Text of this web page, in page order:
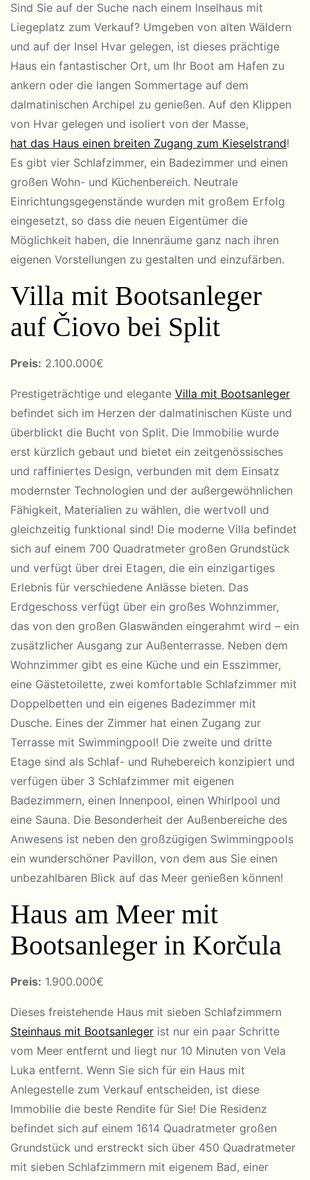
Sind Sie auf der Suche nach einem Inselhaus mit
Liegeplatz zum Verkauf? Umgeben von alten Wäldern
und auf der Insel Hvar gelegen, ist dieses prächtige
Haus ein fantastischer Ort, um Ihr Boot am Hafen zu
ankern oder die langen Sommertage auf dem
dalmatinischen Archipel zu genießen. Auf den Klippen
von Hvar gelegen und isoliert von der Masse,
hat das Haus einen breiten Zugang zum Kieselstrand!
Es gibt vier Schlafzimmer, ein Badezimmer und einen
großen Wohn- und Küchenbereich. Neutrale
Einrichtungsgegenstände wurden mit großem Erfolg
eingesetzt, so dass die neuen Eigentümer die
Möglichkeit haben, die Innenräume ganz nach ihren
eigenen Vorstellungen zu gestalten und einzufärben.
Villa mit Bootsanleger
auf Čiovo bei Split
Preis: 2.100.000€
Prestigeträchtige und elegante Villa mit Bootsanleger
befindet sich im Herzen der dalmatinischen Küste und
überblickt die Bucht von Split. Die Immobilie wurde
erst kürzlich gebaut und bietet ein zeitgenössisches
und raffiniertes Design, verbunden mit dem Einsatz
modernster Technologien und der außergewöhnlichen
Fähigkeit, Materialien zu wählen, die wertvoll und
gleichzeitig funktional sind! Die moderne Villa befindet
sich auf einem 700 Quadratmeter großen Grundstück
und verfügt über drei Etagen, die ein einzigartiges
Erlebnis für verschiedene Anlässe bieten. Das
Erdgeschoss verfügt über ein großes Wohnzimmer,
das von den großen Glaswänden eingerahmt wird – ein
zusätzlicher Ausgang zur Außenterrasse. Neben dem
Wohnzimmer gibt es eine Küche und ein Esszimmer,
eine Gästetoilette, zwei komfortable Schlafzimmer mit
Doppelbetten und ein eigenes Badezimmer mit
Dusche. Eines der Zimmer hat einen Zugang zur
Terrasse mit Swimmingpool! Die zweite und dritte
Etage sind als Schlaf- und Ruhebereich konzipiert und
verfügen über 3 Schlafzimmer mit eigenen
Badezimmern, einen Innenpool, einen Whirlpool und
eine Sauna. Die Besonderheit der Außenbereiche des
Anwesens ist neben den großzügigen Swimmingpools
ein wunderschöner Pavillon, von dem aus Sie einen
unbezahlbaren Blick auf das Meer genießen können!
Haus am Meer mit
Bootsanleger in Korčula
Preis: 1.900.000€
Dieses freistehende Haus mit sieben Schlafzimmern
Steinhaus mit Bootsanleger ist nur ein paar Schritte
vom Meer entfernt und liegt nur 10 Minuten von Vela
Luka entfernt. Wenn Sie sich für ein Haus mit
Anlegestelle zum Verkauf entscheiden, ist diese
Immobilie die beste Rendite für Sie! Die Residenz
befindet sich auf einem 1614 Quadratmeter großen
Grundstück und erstreckt sich über 450 Quadratmeter
mit sieben Schlafzimmern mit eigenem Bad, einer